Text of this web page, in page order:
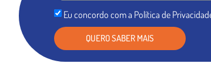
Eu concordo com a Política de
QUERO SABER MAIS